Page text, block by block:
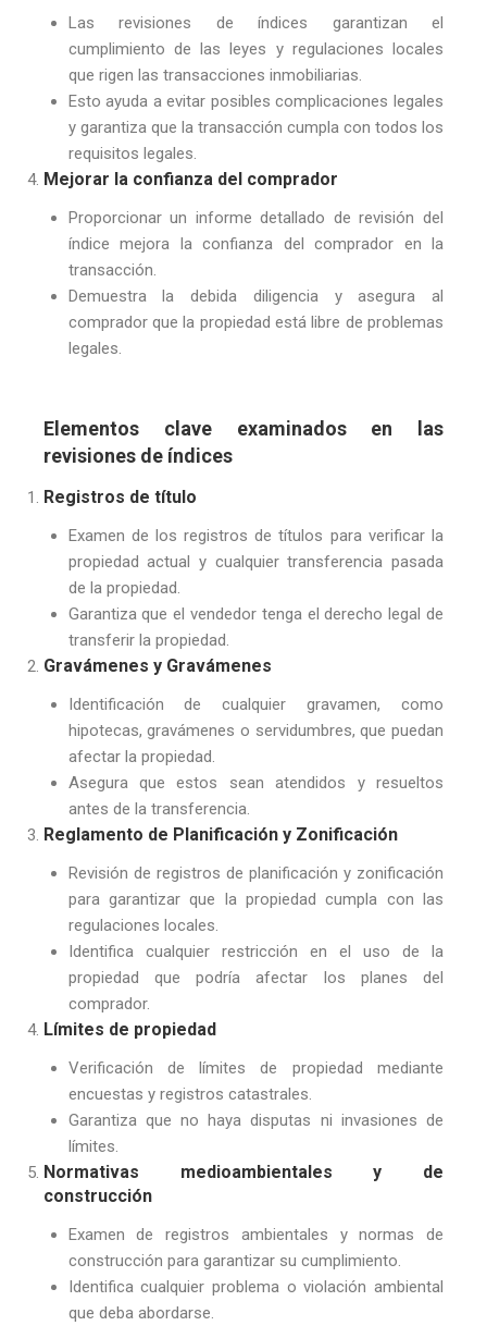
Las revisiones de índices garantizan el
cumplimiento de las leyes y regulaciones locales
que rigen las transacciones inmobiliarias.
Esto ayuda a evitar posibles complicaciones legales
y garantiza que la transacción cumpla con todos los
requisitos legales.
Mejorar la confianza del comprador
Proporcionar un informe detallado de revisión del
índice mejora la confianza del comprador en la
transacción.
Demuestra la debida diligencia y asegura al
comprador que la propiedad está libre de problemas
legales.
Elementos clave examinados en las
revisiones de índices
Registros de título
Examen de los registros de títulos para verificar la
propiedad actual y cualquier transferencia pasada
de la propiedad.
Garantiza que el vendedor tenga el derecho legal de
transferir la propiedad.
Gravámenes y Gravámenes
Identificación de cualquier gravamen, como
hipotecas, gravámenes o servidumbres, que puedan
afectar la propiedad.
Asegura que estos sean atendidos y resueltos
antes de la transferencia.
Reglamento de Planificación y Zonificación
Revisión de registros de planificación y zonificación
para garantizar que la propiedad cumpla con las
regulaciones locales.
Identifica cualquier restricción en el uso de la
propiedad que podría afectar los planes del
comprador.
Límites de propiedad
Verificación de límites de propiedad mediante
encuestas y registros catastrales.
Garantiza que no haya disputas ni invasiones de
límites.
Normativas medioambientales y de
construcción
Examen de registros ambientales y normas de
construcción para garantizar su cumplimiento.
Identifica cualquier problema o violación ambiental
que deba abordarse.